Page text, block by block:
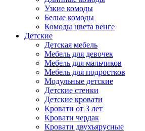
Узкие комоды
Белые комоды
Комоды цвета венге
Детские
Детская мебель
Мебель для девочек
Мебель для мальчиков
Мебель для подростков
Модульные детские
Детские стенки
Детские кровати
Кровати от 3 лет
Кровати чердак
Кровати двухъярусные